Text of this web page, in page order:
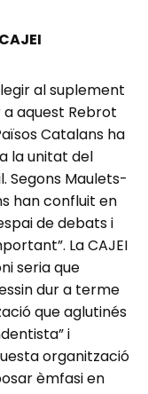
al suplement
a aquest Rebrot
Catalans ha
la unitat del
Segons Maulets-
han confluit en
de debats i
La CAJEI
seria que
dur a terme
que aglutinés
i
organització
èmfasi en